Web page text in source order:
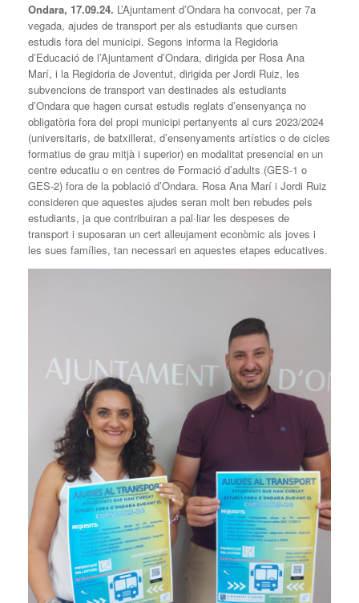
Ondara, 17.09.24. L’Ajuntament d’Ondara ha convocat, per 7a
vegada, ajudes de transport per als estudiants que cursen
estudis fora del municipi. Segons informa la Regidoria
d’Educació de l’Ajuntament d’Ondara, dirigida per Rosa Ana
Marí, i la Regidoria de Joventut, dirigida per Jordi Ruiz, les
subvencions de transport van destinades als estudiants
d’Ondara que hagen cursat estudis reglats d’ensenyança no
obligatòria fora del propi municipi pertanyents al curs 2023/2024
(universitaris, de batxillerat, d’ensenyaments artístics o de cicles
formatius de grau mitjà i superior) en modalitat presencial en un
centre educatiu o en centres de Formació d’adults (GES-1 o
GES-2) fora de la població d’Ondara. Rosa Ana Marí i Jordi Ruiz
consideren que aquestes ajudes seran molt ben rebudes pels
estudiants, ja que contribuiran a pal·liar les despeses de
transport i suposaran un cert alleujament econòmic als joves i
les sues famílies, tan necessari en aquestes etapes educatives.